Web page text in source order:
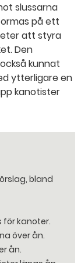
slussarna
på ett
att styra
Den
kunnat
ytterligare en
kanotister
bland
för kanoter.
över ån.
ån.